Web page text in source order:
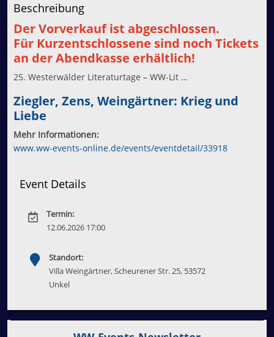
Beschreibung
Der Vorverkauf ist abgeschlossen.
Für Kurzentschlossene sind noch Tickets
an der Abendkasse erhältlich!
25. Westerwälder Literaturtage – WW-Lit …
Ziegler, Zens, Weingärtner: Krieg und
Liebe
Mehr Informationen:
www.ww-events-online.de/events/eventdetail/33918
Event Details
Termin:
12.06.2026 17:00
Standort:
Villa Weingärtner, Scheurener Str. 25, 53572
Unkel